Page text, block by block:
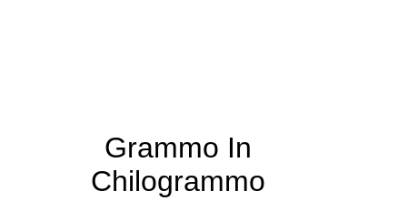
Grammo In
Chilogrammo